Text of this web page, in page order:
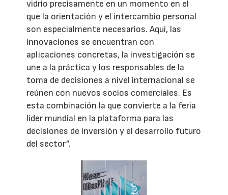
vidrio precisamente en un momento en el
que la orientación y el intercambio personal
son especialmente necesarios. Aquí, las
innovaciones se encuentran con
aplicaciones concretas, la investigación se
une a la práctica y los responsables de la
toma de decisiones a nivel internacional se
reúnen con nuevos socios comerciales. Es
esta combinación la que convierte a la feria
líder mundial en la plataforma para las
decisiones de inversión y el desarrollo futuro
del sector”.